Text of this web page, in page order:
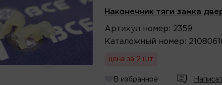
Наконечник тяги замка
Артикул номер : 2359
Каталожный номер :
цена за 2 шт
В избранное